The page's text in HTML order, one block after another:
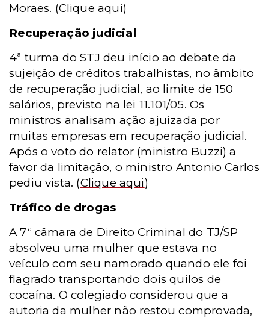
Moraes. (Clique aqui)
Recuperação judicial
4ª turma do STJ deu início ao debate da
sujeição de créditos trabalhistas, no âmbito
de recuperação judicial, ao limite de 150
salários, previsto na lei 11.101/05. Os
ministros analisam ação ajuizada por
muitas empresas em recuperação judicial.
Após o voto do relator (ministro Buzzi) a
favor da limitação, o ministro Antonio Carlos
pediu vista. (Clique aqui)
Tráfico de drogas
A 7ª câmara de Direito Criminal do TJ/SP
absolveu uma mulher que estava no
veículo com seu namorado quando ele foi
flagrado transportando dois quilos de
cocaína. O colegiado considerou que a
autoria da mulher não restou comprovada,